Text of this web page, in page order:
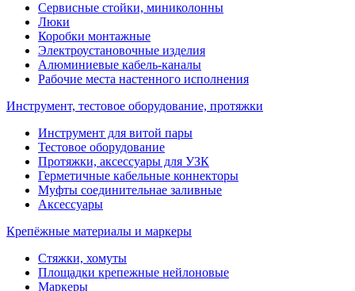
Сервисные стойки, миниколонны
Люки
Коробки монтажные
Электроустановочные изделия
Алюминиевые кабель-каналы
Рабочие места настенного исполнения
Инструмент, тестовое оборудование, протяжки
Инструмент для витой пары
Тестовое оборудование
Протяжки, аксессуары для УЗК
Герметичные кабельные коннекторы
Муфты соединительнае заливные
Аксессуары
Крепёжные материалы и маркеры
Стяжки, хомуты
Площадки крепежные нейлоновые
Маркеры